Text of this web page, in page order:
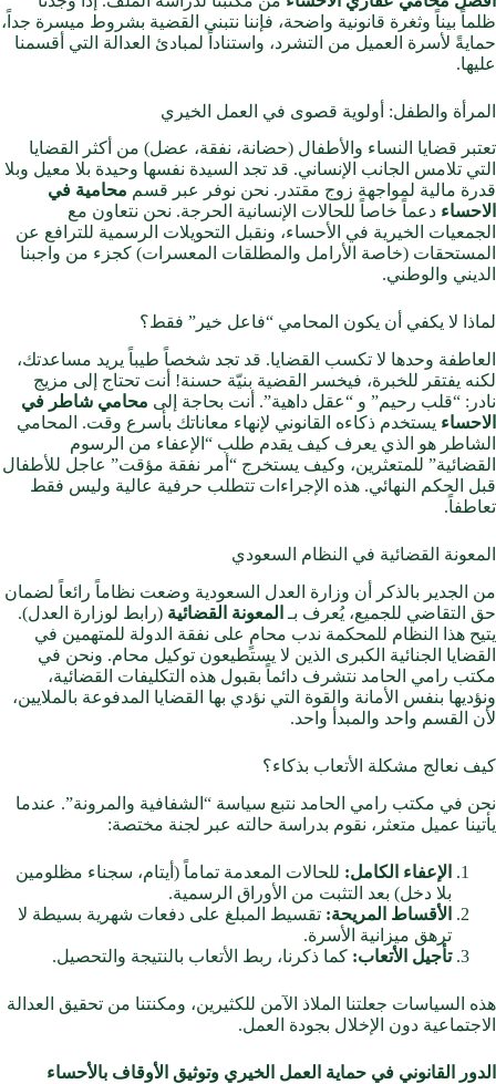
ظلماً بيناً وثغرة قانونية واضحة، فإننا نتبنى القضية بشروط ميسرة جداً،
حمايةً لأسرة العميل من التشرد، واستناداً لمبادئ العدالة التي أقسمنا
عليها.
المرأة والطفل: أولوية قصوى في العمل الخيري
تعتبر قضايا النساء والأطفال (حضانة، نفقة، عضل) من أكثر القضايا
التي تلامس الجانب الإنساني. قد تجد السيدة نفسها وحيدة بلا معيل وبلا
قدرة مالية لمواجهة زوج مقتدر. نحن نوفر عبر قسم محامية في
الاحساء دعماً خاصاً للحالات الإنسانية الحرجة. نحن نتعاون مع
الجمعيات الخيرية في الأحساء، ونقبل التحويلات الرسمية للترافع عن
المستحقات (خاصة الأرامل والمطلقات المعسرات) كجزء من واجبنا
الديني والوطني.
لماذا لا يكفي أن يكون المحامي “فاعل خير” فقط؟
العاطفة وحدها لا تكسب القضايا. قد تجد شخصاً طيباً يريد مساعدتك،
لكنه يفتقر للخبرة، فيخسر القضية بنيّة حسنة! أنت تحتاج إلى مزيج
نادر: “قلب رحيم” و “عقل داهية”. أنت بحاجة إلى محامي شاطر في
الاحساء يستخدم ذكاءه القانوني لإنهاء معاناتك بأسرع وقت. المحامي
الشاطر هو الذي يعرف كيف يقدم طلب “الإعفاء من الرسوم
القضائية” للمتعثرين، وكيف يستخرج “أمر نفقة مؤقت” عاجل للأطفال
قبل الحكم النهائي. هذه الإجراءات تتطلب حرفية عالية وليس فقط
تعاطفاً.
المعونة القضائية في النظام السعودي
من الجدير بالذكر أن وزارة العدل السعودية وضعت نظاماً رائعاً لضمان
حق التقاضي للجميع، يُعرف بـ المعونة القضائية (رابط لوزارة العدل).
يتيح هذا النظام للمحكمة ندب محامٍ على نفقة الدولة للمتهمين في
القضايا الجنائية الكبرى الذين لا يستطيعون توكيل محام. ونحن في
مكتب رامي الحامد نتشرف دائماً بقبول هذه التكليفات القضائية،
ونؤديها بنفس الأمانة والقوة التي نؤدي بها القضايا المدفوعة بالملايين،
لأن القسم واحد والمبدأ واحد.
كيف نعالج مشكلة الأتعاب بذكاء؟
نحن في مكتب رامي الحامد نتبع سياسة “الشفافية والمرونة”. عندما
يأتينا عميل متعثر، نقوم بدراسة حالته عبر لجنة مختصة:
الإعفاء الكامل: للحالات المعدمة تماماً (أيتام، سجناء مظلومين
بلا دخل) بعد التثبت من الأوراق الرسمية.
الأقساط المريحة: تقسيط المبلغ على دفعات شهرية بسيطة لا
ترهق ميزانية الأسرة.
تأجيل الأتعاب: كما ذكرنا، ربط الأتعاب بالنتيجة والتحصيل.
هذه السياسات جعلتنا الملاذ الآمن للكثيرين، ومكنتنا من تحقيق العدالة
الاجتماعية دون الإخلال بجودة العمل.
الدور القانوني في حماية العمل الخيري وتوثيق الأوقاف بالأحساء